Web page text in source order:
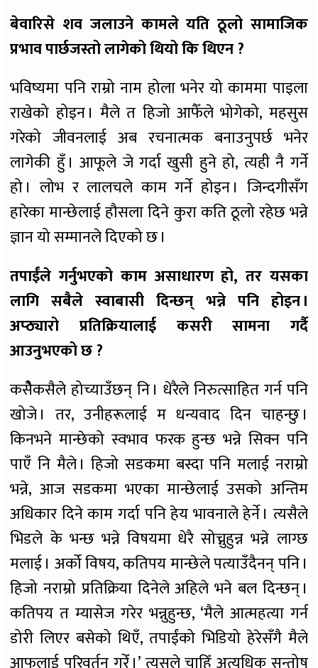
बेवारिसे शव जलाउने कामले यति ठूलो सामाजिक
प्रभाव पार्छजस्तो लागेको थियो कि थिएन ?
भविष्यमा पनि राम्रो नाम होला भनेर यो काममा पाइला
राखेको होइन । मैले त हिजो आफैँले भोगेको, महसुस
गरेको जीवनलाई अब रचनात्मक बनाउनुपर्छ भनेर
लागेकी हुँ । आफूले जे गर्दा खुसी हुने हो, त्यही नै गर्ने
हो । लोभ र लालचले काम गर्ने होइन । जिन्दगीसँग
हारेका मान्छेलाई हौसला दिने कुरा कति ठूलो रहेछ भन्ने
ज्ञान यो सम्मानले दिएको छ ।
तपाईंले गर्नुभएको काम असाधारण हो, तर यसका
लागि सबैले स्वाबासी दिन्छन् भन्ने पनि होइन ।
अप्ठ्यारो प्रतिक्रियालाई कसरी सामना गर्दै
आउनुभएको छ ?
कसैेकसैले होच्याउँछन् नि । धेरैले निरुत्साहित गर्न पनि
खोजे । तर, उनीहरूलाई म धन्यवाद दिन चाहन्छु ।
किनभने मान्छेको स्वभाव फरक हुन्छ भन्ने सिक्न पनि
पाएँ नि मैले । हिजो सडकमा बस्दा पनि मलाई नराम्रो
भन्ने, आज सडकमा भएका मान्छेलाई उसको अन्तिम
अधिकार दिने काम गर्दा पनि हेय भावनाले हेर्ने । त्यसैले
भिडले के भन्छ भन्ने विषयमा धेरै सोच्नुहुन्न भन्ने लाग्छ
मलाई । अर्को विषय, कतिपय मान्छेले पत्याउँदैनन् पनि ।
हिजो नराम्रो प्रतिक्रिया दिनेले अहिले भने बल दिन्छन् ।
कतिपय त म्यासेज गरेर भन्नुहुन्छ, ‘मैले आत्महत्या गर्न
डोरी लिएर बसेको थिएँ, तपाईंको भिडियो हेरेसँगै मैले